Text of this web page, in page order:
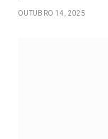
OUTUBRO 14, 2025